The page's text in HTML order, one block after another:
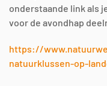
onderstaande link als
voor de avondhap
https://
natuurklussen-op-